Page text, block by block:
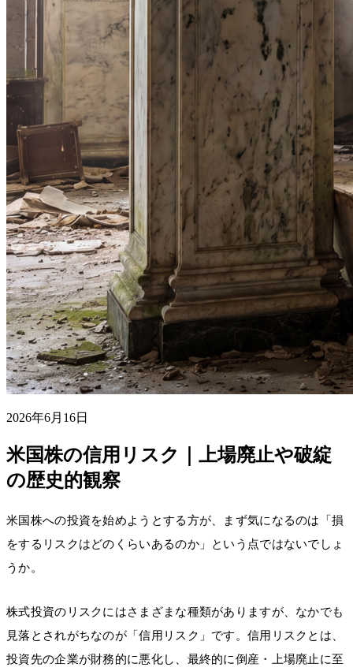
2026年6月16日
米国株の信用リスク｜上場廃止や破綻
の歴史的観察
米国株への投資を始めようとする方が、まず気になるのは「損
をするリスクはどのくらいあるのか」という点ではないでしょ
うか。
株式投資のリスクにはさまざまな種類がありますが、なかでも
見落とされがちなのが「信用リスク」です。信用リスクとは、
投資先の企業が財務的に悪化し、最終的に倒産・上場廃止に至